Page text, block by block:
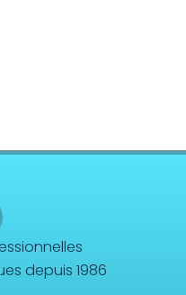
depuis 1986